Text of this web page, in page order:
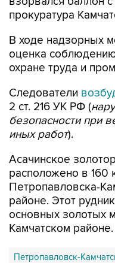
прокуратура
В ходе надзорных
оценка
охране труда и
Следователи
2 ст. 216 УК РФ (
безопасности при
иных работ).
Асачинское
расположено в 160
Петропавловска-
районе. Этот
основных золотых
Камчатском районе.
Петропавловск-